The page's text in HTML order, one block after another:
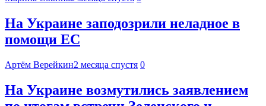
На Украине заподозрили неладное в
помощи ЕС
Артём Верейкин2 месяца спустя 0
На Украине возмутились заявлением